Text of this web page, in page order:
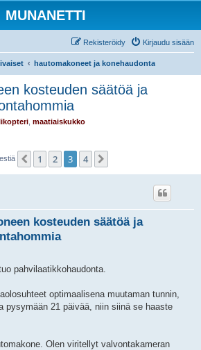
MUNANETTI
Kirjaudu sisään
Rekisteröidy
hautomakoneet ja konehaudonta
kosteuden säätöä ja
maatiaiskukko
Edellinen
1 2 3 4
kosteuden säätöä ja
pahvilaatikkohaudonta.
optimaalisena muutaman tunnin,
pysymään 21 päivää, niin siinä se haaste
Olen viritellyt valvontakameran